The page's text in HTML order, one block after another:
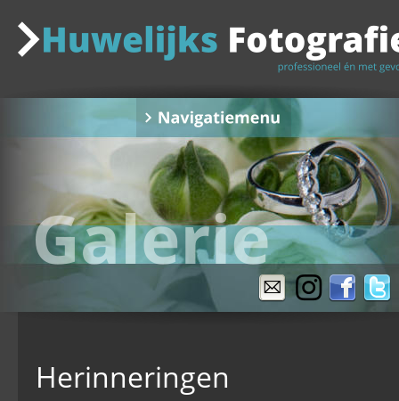
Herinneringen